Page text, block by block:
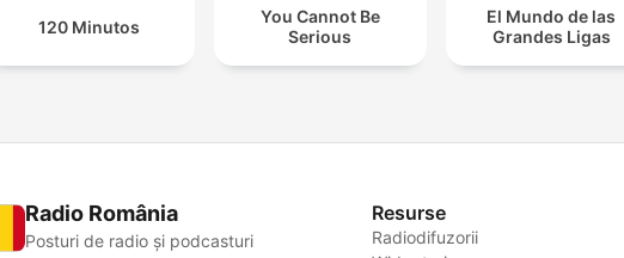
120 Minutos
You Cannot Be
Serious
El Mundo de las
Grandes Ligas
Radio România
Posturi de radio și podcasturi
Resurse
Radiodifuzorii